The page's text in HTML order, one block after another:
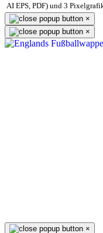
AI EPS, PDF) und 3
×
×
×